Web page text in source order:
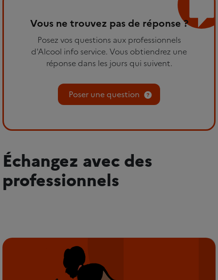
Vous ne trouvez pas de réponse ?
Posez vos questions aux professionnels
d'Alcool info service. Vous obtiendrez une
réponse dans les jours qui suivent.
Poser une question
Échangez avec des
professionnels